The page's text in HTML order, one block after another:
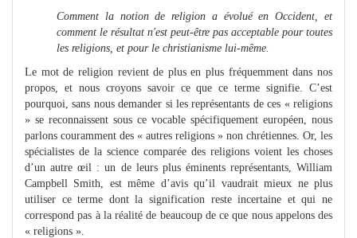
Comment la notion de religion a évolué en Occident, et
comment le résultat n'est peut-être pas acceptable pour toutes
les religions, et pour le christianisme lui-même.
Le mot de religion revient de plus en plus fréquemment dans nos
propos, et nous croyons savoir ce que ce terme signifie. C’est
pourquoi, sans nous demander si les représentants de ces « religions
» se reconnaissent sous ce vocable spécifiquement européen, nous
parlons couramment des « autres religions » non chrétiennes. Or, les
spécialistes de la science comparée des religions voient les choses
d’un autre œil : un de leurs plus éminents représentants, William
Campbell Smith, est même d’avis qu’il vaudrait mieux ne plus
utiliser ce terme dont la signification reste incertaine et qui ne
correspond pas à la réalité de beaucoup de ce que nous appelons des
« religions ».